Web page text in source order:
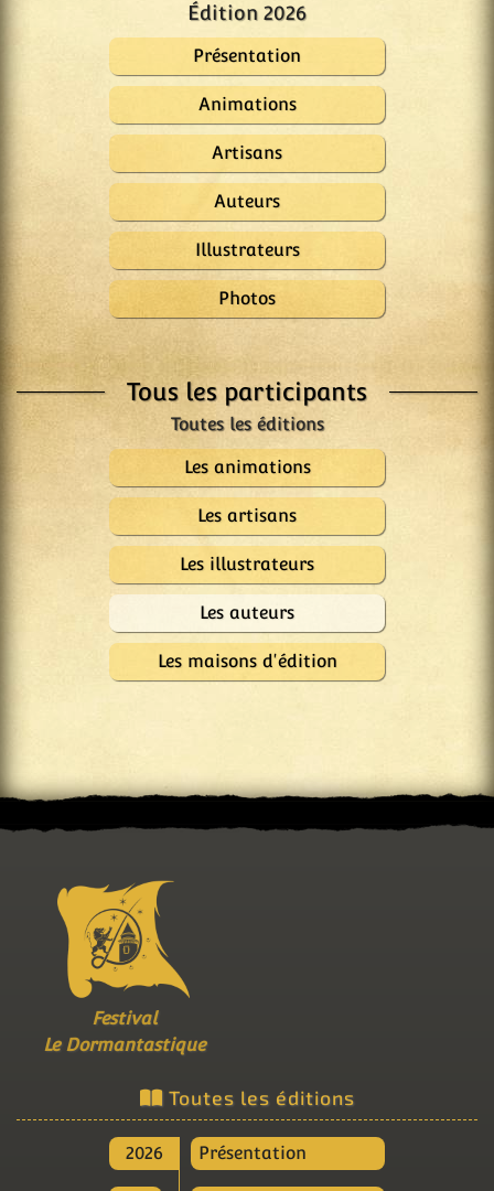
Édition 2026
Présentation
Animations
Artisans
Auteurs
Illustrateurs
Photos
Tous les participants
Les animations
Les artisans
Les illustrateurs
Les auteurs
Les maisons d'édition
Festival
Le Dormantastique
Toutes les éditions
2026 Présentation